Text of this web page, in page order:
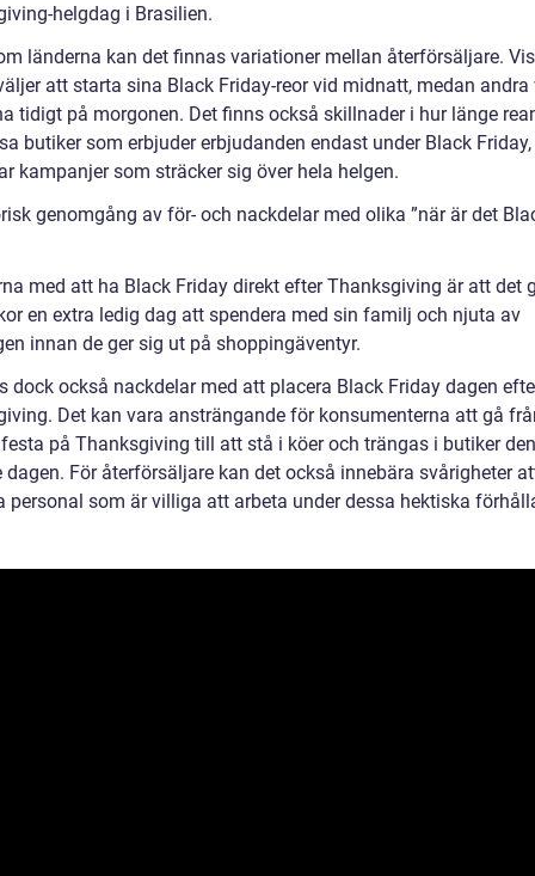
helgdag i Brasilien.
länderna kan det finnas variationer mellan återförsäljare.
att starta sina Black Friday-reor vid midnatt, medan andra
tidigt på morgonen. Det finns också skillnader i hur länge
butiker som erbjuder erbjudanden endast under Black
kampanjer som sträcker sig över hela helgen.
genomgång av för- och nackdelar med olika ”när är det
med att ha Black Friday direkt efter Thanksgiving är att det
en extra ledig dag att spendera med sin familj och njuta av
innan de ger sig ut på shoppingäventyr.
dock också nackdelar med att placera Black Friday dagen
Det kan vara ansträngande för konsumenterna att gå
på Thanksgiving till att stå i köer och trängas i butiker den
För återförsäljare kan det också innebära svårigheter
personal som är villiga att arbeta under dessa hektiska